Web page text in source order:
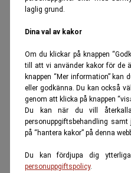
laglig grund.
Dina val av kakor
Om du klickar på knappen
till att vi använder kakor för de
knappen “Mer information”
eller godkänna. Du kan också
genom att klicka på knappen
Du kan när du vill
personuppgiftsbehandling
på “hantera kakor” på denna
Du kan fördjupa dig
personuppgiftspolicy.